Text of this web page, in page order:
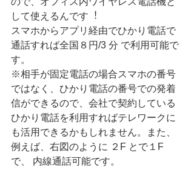
して使えるんです︕
スマホからアプリ経由でひかり電話で
通話すれば全国８円/3 分 で利用可能で
す。
※相手が固定電話の場合スマホの番号
ではなく、ひかり電話の番号での発着
信ができるので、会社で契約している
ひかり電話を利用すればテレワークに
も活用できるかもしれません。また、
例えば、右図のように ２F とで１F
で、 内線通話可能です。